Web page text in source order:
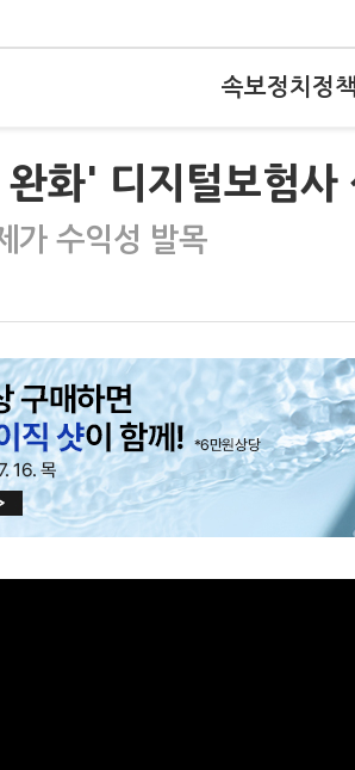
속보정치 정책
화' 디지털보험사
가 수익성 발목